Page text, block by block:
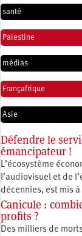
santé
Palestine
médias
Françafrique
Asie
Défendre le
émancipateur !
L’écosystème
l’audiovisuel et de
décennies, est mis
Canicule :
profits ?
Des milliers de